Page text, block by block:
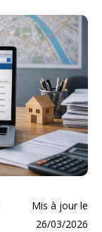
Mis à jour le
26/03/2026